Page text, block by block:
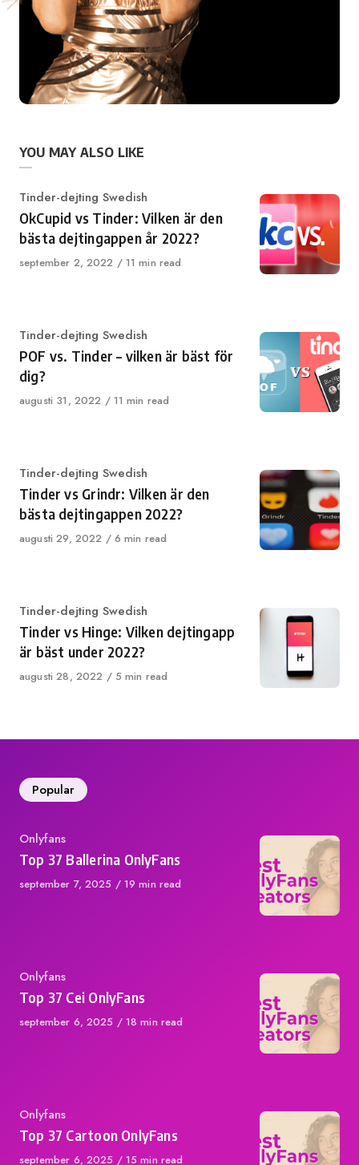
YOU MAY ALSO LIKE
Category
Tinder-dejting Swedish
OkCupid vs Tinder: Vilken är den
bästa dejtingappen år 2022?
Published
september 2, 2022 11 min read
Category
Tinder-dejting Swedish
POF vs. Tinder – vilken är bäst för
dig?
Published
augusti 31, 2022 11 min read
Category
Tinder-dejting Swedish
Tinder vs Grindr: Vilken är den
bästa dejtingappen 2022?
Published
augusti 29, 2022 6 min read
Category
Tinder-dejting Swedish
Tinder vs Hinge: Vilken dejtingapp
är bäst under 2022?
Published
augusti 28, 2022 5 min read
Popular
Category
Onlyfans
Top 37 Ballerina OnlyFans
Published
september 7, 2025 19 min read
Category
Onlyfans
Top 37 Cei OnlyFans
Published
september 6, 2025 18 min read
Category
Onlyfans
Top 37 Cartoon OnlyFans
Published
september 6, 2025 15 min read